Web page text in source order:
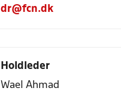
dr@fcn.dk
Holdleder
Wael Ahmad